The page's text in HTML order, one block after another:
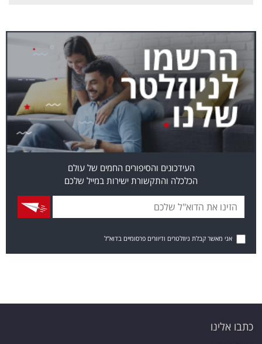
העידכונים והסיפורים החמים של עולם
הכלכלה והתקשורת ישירות במייל שלכם
אני מאשר קבלת ניוזלטרים ודיוורים פרסומיים בדוא"ל
כתבו אלינו